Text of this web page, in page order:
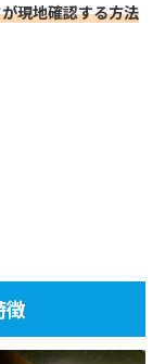
現地確認する方法
徴